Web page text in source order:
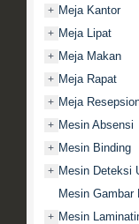
+ Meja Kantor
+ Meja Lipat
+ Meja Makan
+ Meja Rapat
+ Meja
+ Mesin Absensi
+ Mesin Binding
+ Mesin Deteksi
Mesin Gambar
+ Mesin